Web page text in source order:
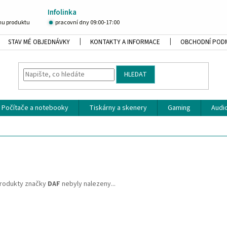
Infolinka
produktu pracovní dny 09:00-17:00
STAV MÉ OBJEDNÁVKY KONTAKTY A INFORMACE OBCHODNÍ
HLEDAT
Počítače a notebooky Tiskárny a skenery Gaming
značky DAF nebyly nalezeny...